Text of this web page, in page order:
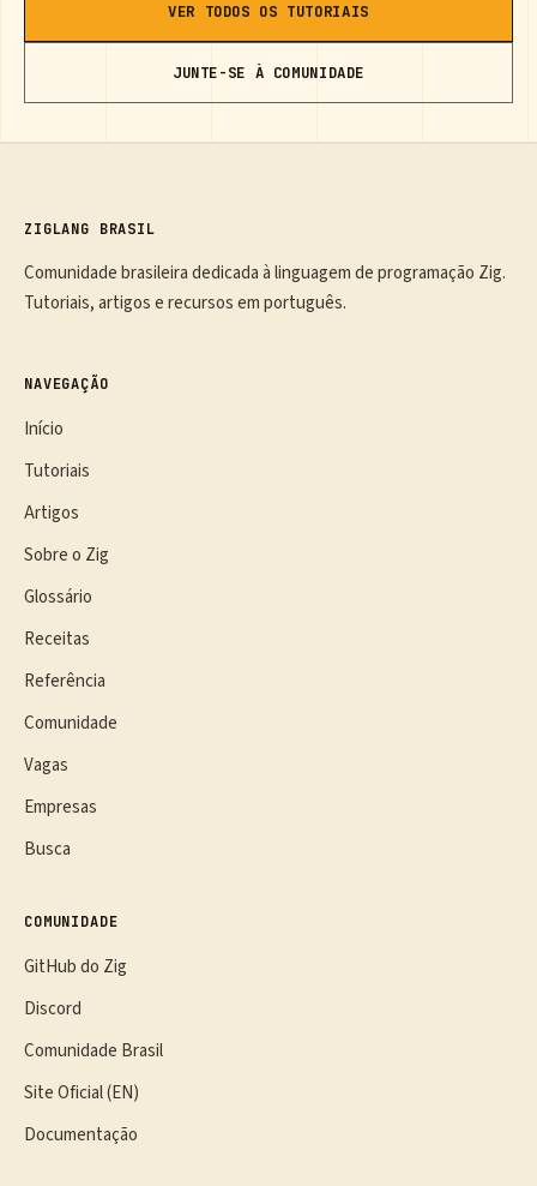
VER TODOS OS TUTORIAIS
JUNTE-SE À COMUNIDADE
ZIGLANG BRASIL
Comunidade brasileira dedicada à linguagem de programação Zig.
Tutoriais, artigos e recursos em português.
NAVEGAÇÃO
Início
Tutoriais
Artigos
Sobre o Zig
Glossário
Receitas
Referência
Comunidade
Vagas
Empresas
Busca
COMUNIDADE
GitHub do Zig
Discord
Comunidade Brasil
Site Oficial (EN)
Documentação